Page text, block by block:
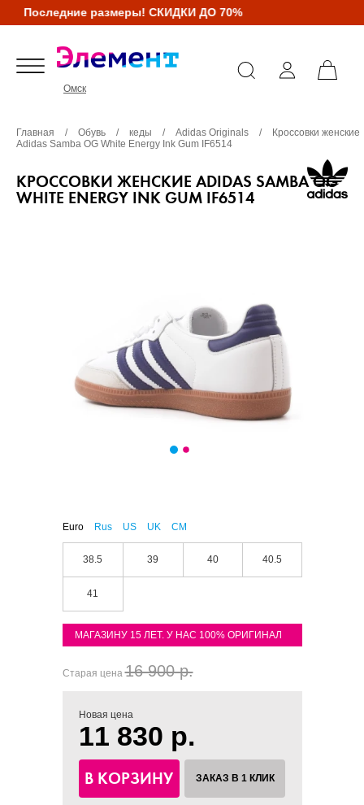
Последние размеры! СКИДКИ ДО 70%
Омск
Главная / Обувь / кеды / Adidas Originals /
Кроссовки женские
Adidas Samba OG White Energy Ink Gum IF6514
КРОССОВКИ ЖЕНСКИЕ ADIDAS SAMBA OG
WHITE ENERGY INK GUM IF6514
Euro Rus US UK CM
38.5 39 40 40.5
41
МАГАЗИНУ 15 ЛЕТ. У НАС 100% ОРИГИНАЛ
Старая цена16 900 р.
Новая цена
11 830 р.
В КОРЗИНУ ЗАКАЗ В 1 КЛИК